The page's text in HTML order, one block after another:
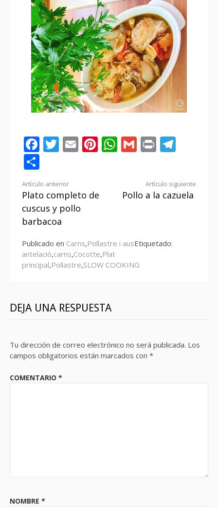
Facebook
Twitter
EmailPinterest
WhatsApp
Gmail
Print
Seguir
leyendo
Artículo anterior
Plato completo de
cuscus y pollo
barbacoa
Artículo siguiente
Pollo a la cazuela
Publicado en Carns,Pollastre i ausEtiquetado:
antelació,carns,Cocotte,Plat
principal,Pollastre,SLOW COOKING
DEJA UNA RESPUESTA
Tu dirección de correo electrónico no será publicada. Los
campos obligatorios están marcados con *
COMENTARIO *
NOMBRE *